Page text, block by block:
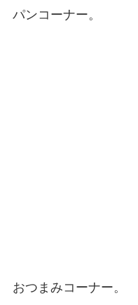
パンコーナー。
おつまみコーナー。